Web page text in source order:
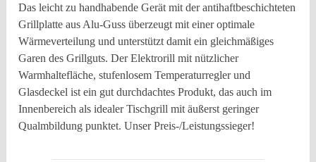
Das leicht zu handhabende Gerät mit der antihaftbeschichteten
Grillplatte aus Alu-Guss überzeugt mit einer optimale
Wärmeverteilung und unterstützt damit ein gleichmäßiges
Garen des Grillguts. Der Elektrorill mit nützlicher
Warmhaltefläche, stufenlosem Temperaturregler und
Glasdeckel ist ein gut durchdachtes Produkt, das auch im
Innenbereich als idealer Tischgrill mit äußerst geringer
Qualmbildung punktet. Unser Preis-/Leistungssieger!